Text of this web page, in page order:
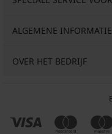
ALGEMENE INFORMATIE
OVER HET BEDRIJF